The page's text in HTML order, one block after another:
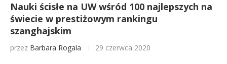
Nauki ścisłe na UW wśród 100 najlepszych na
świecie w prestiżowym rankingu
szanghajskim
przez Barbara Rogala 29 czerwca 2020